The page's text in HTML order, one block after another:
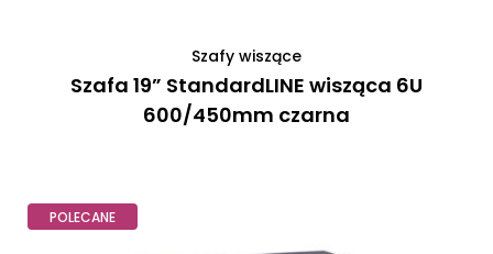
Szafy wiszące
Szafa 19” StandardLINE wisząca 6U
600/450mm czarna
POLECANE